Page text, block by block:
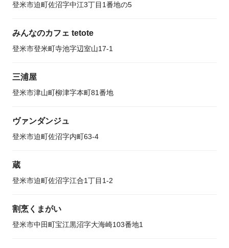
登米市迫町佐沼字中江3丁目1番地の5
みんなのカフェ tetote
登米市登米町寺池字辺室山17-1
三浦屋
登米市津山町柳津字本町81番地
ヴァンダンジュ
登米市迫町佐沼字内町63-4
蔵
登米市迫町佐沼字江合1丁目1-2
割烹くまがい
登米市中田町宝江黒沼字大海崎103番地1